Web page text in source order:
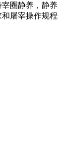
圈静养，静
屠宰操作规